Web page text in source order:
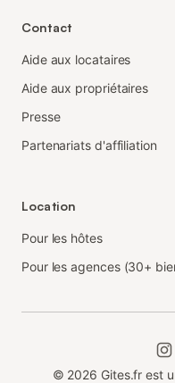
Contact
Aide aux locataires
Aide aux propriétaires
Presse
Partenariats d'affiliation
Location
Pour les hôtes
Pour les agences (30+
© 2026 Gites.fr est